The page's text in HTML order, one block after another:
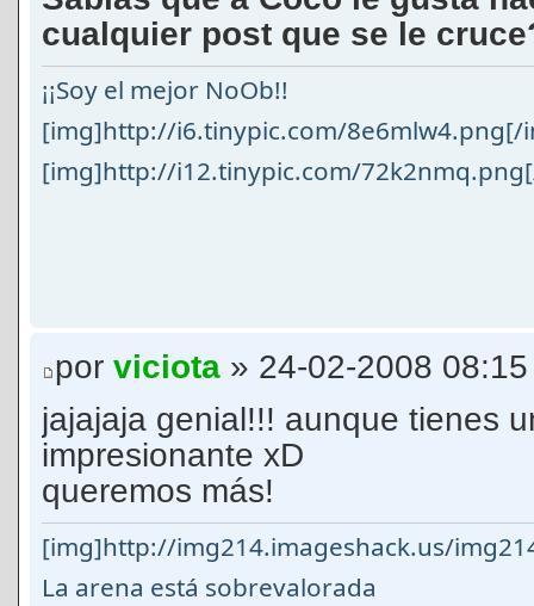
cualquier post que se le
¡¡Soy el mejor NoOb!!
[img]http://i6.tinypic.com/8e6mlw4.png[/
[img]http://i12.tinypic.com/
por viciota » 24-02-2008 08:15
jajajaja genial!!! aunque tienes
impresionante xD
queremos más!
[img]http://img214.imageshack.us/
La arena está sobrevalorada